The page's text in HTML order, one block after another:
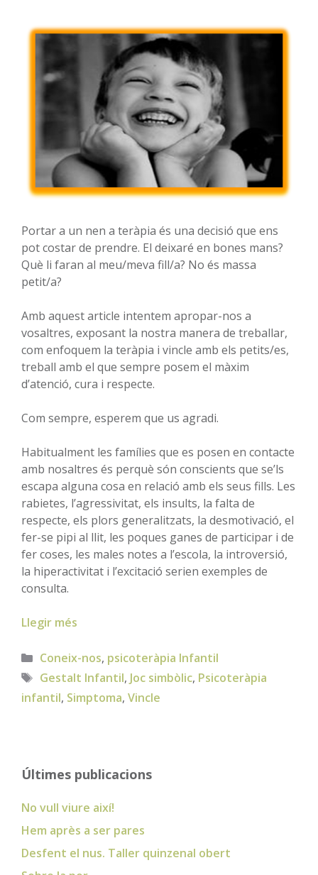
Portar a un nen a teràpia és una decisió que ens
pot costar de prendre. El deixaré en bones mans?
Què li faran al meu/meva fill/a? No és massa
petit/a?
Amb aquest article intentem apropar-nos a
vosaltres, exposant la nostra manera de treballar,
com enfoquem la teràpia i vincle amb els petits/es,
treball amb el que sempre posem el màxim
d’atenció, cura i respecte.
Com sempre, esperem que us agradi.
Habitualment les famílies que es posen en contacte
amb nosaltres és perquè són conscients que se’ls
escapa alguna cosa en relació amb els seus fills. Les
rabietes, l’agressivitat, els insults, la falta de
respecte, els plors generalitzats, la desmotivació, el
fer-se pipi al llit, les poques ganes de participar i de
fer coses, les males notes a l’escola, la introversió,
la hiperactivitat i l’excitació serien exemples de
consulta.
Llegir més
Categories
Coneix-nos, psicoteràpia Infantil
Etiquetes
Gestalt Infantil, Joc simbòlic, Psicoteràpia
infantil, Simptoma, Vincle
Últimes publicacions
No vull viure així!
Hem après a ser pares
Desfent el nus. Taller quinzenal obert